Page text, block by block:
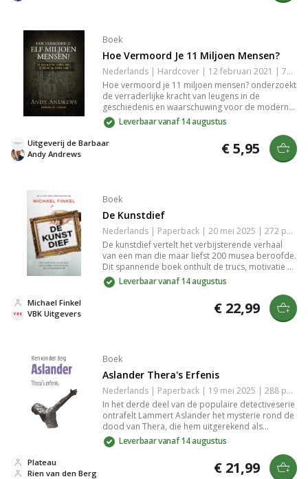
Boek
Hoe Vermoord Je 11 Miljoen Mensen?
Nederlands | Hardcover | 12 februari 2021 | 72 pagina's | 9789059991798
Hoe vermoord je 11 miljoen mensen? onderzoekt
de verraderlijke kracht van leugens in de
geschiedenis en waarschuwing voor de moderne
realiteit. Andy Andrews legt uit hoe misleiding
leidde tot tragedie in WO2 en daagt je uit na te
denken over vertrouwen in leiderschap vandaag
Leverbaar vanaf 14 augustus
Andy Andrews
Uitgeverij de Barbaar € 5,95
Boek
De Kunstdief
Nederlands | Paperback | 20 mei 2025 | 272 pagina's | 9789023962960
De kunstdief vertelt het verbijsterende verhaal
van een man die maar liefst 200 musea beroofde.
Dit spannende boek onthult de trucs, motivatie en
achtergronden van een meester-dief, die door
zijn daden de kunstwereld op zijn kop zet. Met
een mix van intrige en psychologisch inzicht biedt
het een fascinerende kijk op criminaliteit in de
Leverbaar vanaf 14 augustus
VBK Uitgevers
Michael Finkel € 22,99
Boek
Aslander Thera's Erfenis
Nederlands | Paperback | 19 mei 2025 | 288 pagina's | 9789058040848
In het derde deel van de populaire detectiveserie
ontrafelt Lammert Aslander het mysterie rond de
dood van Thera, die hem uitgerekend als
executeur testamentair gekozen heeft. Ondanks
de officiële verklaring van verdrinking, vermoedt
Aslander moord en duiken verborgen geheimen
op in het pittoreske Nijmegen.
Leverbaar vanaf 14 augustus
Rien van den Berg
Plateau € 21,99